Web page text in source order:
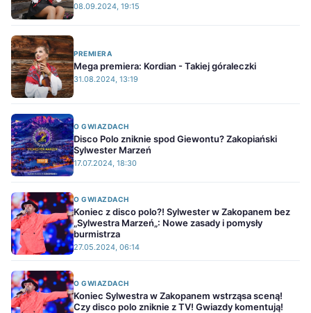
08.09.2024, 19:15
PREMIERA
Mega premiera: Kordian - Takiej góraleczki
31.08.2024, 13:19
O GWIAZDACH
Disco Polo zniknie spod Giewontu? Zakopiański
Sylwester Marzeń
17.07.2024, 18:30
O GWIAZDACH
Koniec z disco polo?! Sylwester w Zakopanem bez
„Sylwestra Marzeń„: Nowe zasady i pomysły
burmistrza
27.05.2024, 06:14
O GWIAZDACH
Koniec Sylwestra w Zakopanem wstrząsa sceną!
Czy disco polo zniknie z TV! Gwiazdy komentują!